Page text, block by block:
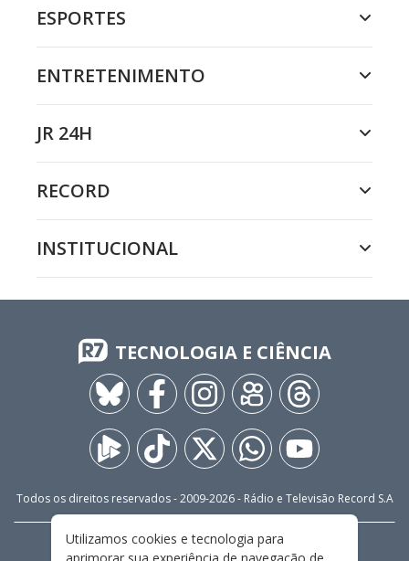
ESPORTES
ENTRETENIMENTO
JR 24H
RECORD
INSTITUCIONAL
TECNOLOGIA E CIÊNCIA
Todos os direitos reservados - 2009-2026- Rádio e Televisão Record S.A
FALE CONOSCO PRIVACIDADE
Utilizamos cookies e tecnologia para